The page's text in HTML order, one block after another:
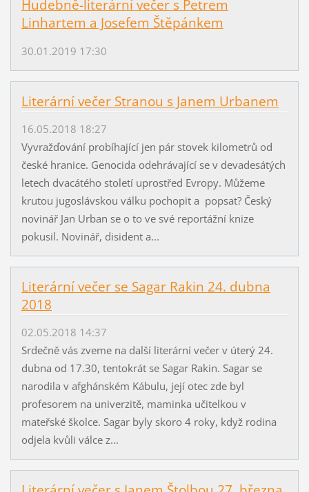
Hudebně-literární večer s Petrem
Linhartem a Josefem Štěpánkem
30.01.2019 17:30
Literární večer Stranou s Janem Urbanem
16.05.2018 18:27
Vyvražďování probíhající jen pár stovek kilometrů od
české hranice. Genocida odehrávající se v devadesátých
letech dvacátého století uprostřed Evropy. Můžeme
krutou jugoslávskou válku pochopit a popsat? Český
novinář Jan Urban se o to ve své reportážní knize
pokusil. Novinář, disident a...
Literární večer se Sagar Rakin 24. dubna
2018
02.05.2018 14:37
Srdečně vás zveme na další literární večer v úterý 24.
dubna od 17.30, tentokrát se Sagar Rakin. Sagar se
narodila v afghánském Kábulu, její otec zde byl
profesorem na univerzitě, maminka učitelkou v
mateřské školce. Sagar byly skoro 4 roky, když rodina
odjela kvůli válce z...